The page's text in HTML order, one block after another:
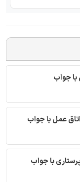
جواب
عمل با جواب
با جواب